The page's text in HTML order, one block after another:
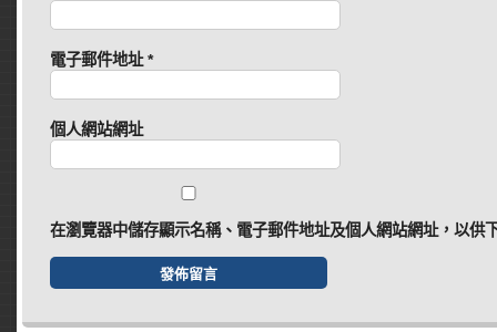
電子郵件地址*
個人網站網址
在瀏覽器中儲存顯示名稱、電子郵件地址及個人網站網址，以供